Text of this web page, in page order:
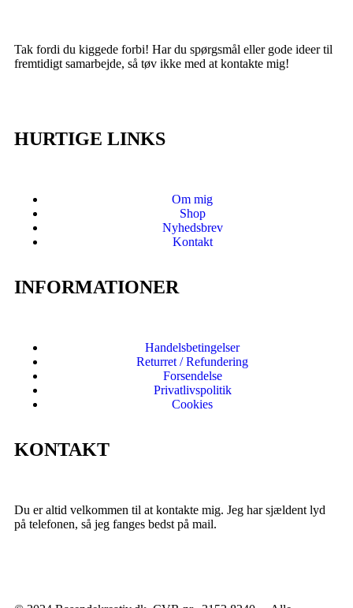
Tak fordi du kiggede forbi! Har du spørgsmål eller gode ideer til
fremtidigt samarbejde, så tøv ikke med at kontakte mig!
HURTIGE LINKS
Om mig
Shop
Nyhedsbrev
Kontakt
INFORMATIONER
Handelsbetingelser
Returret / Refundering
Forsendelse
Privatlivspolitik
Cookies
KONTAKT
Du er altid velkommen til at kontakte mig. Jeg har sjældent lyd
på telefonen, så jeg fanges bedst på mail.